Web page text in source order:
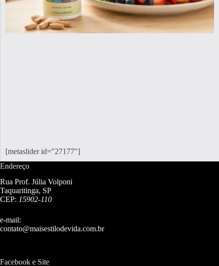
[metaslider id="27177"]
Endereço
Rua Prof. Júlia Volponi
Taquaritinga, SP
CEP: 15902-110
e-mail:
contato@maisestilodevida.com.br
Facebook e Site